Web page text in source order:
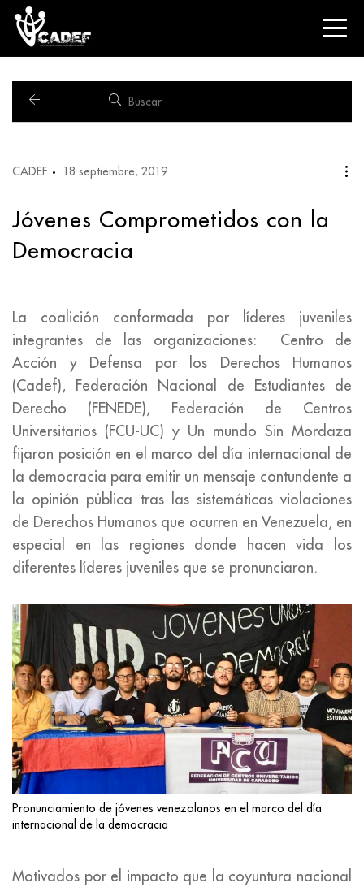
CADEF 18 septiembre, 2019
Jóvenes Comprometidos con la
Democracia
La coalición conformada por líderes juveniles
integrantes de las organizaciones: Centro de
Acción y Defensa por los Derechos Humanos
(Cadef), Federación Nacional de Estudiantes de
Derecho (FENEDE), Federación de Centros
Universitarios (FCU-UC) y Un mundo Sin Mordaza
fijaron posición en el marco del día internacional de
la democracia para emitir un mensaje contundente a
la opinión pública tras las sistemáticas violaciones
de Derechos Humanos que ocurren en Venezuela, en
especial en las regiones donde hacen vida los
diferentes líderes juveniles que se pronunciaron.
Pronunciamiento de jóvenes venezolanos en el marco del día
internacional de la democracia
Motivados por el impacto que la coyuntura nacional